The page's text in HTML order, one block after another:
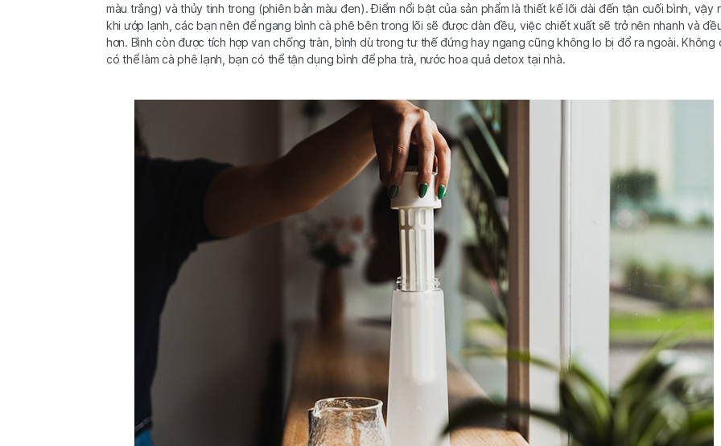
màu trắng) và thủy tinh trong (phiên bản màu đen). Điểm nổi bật của sản phẩm là thiết kế lõi dài đến tận cuối bình, vậy
khi ướp lạnh, các bạn nên để ngang bình cà phê bên trong lõi sẽ được dàn đều, việc chiết xuất sẽ trở nên nhanh và
hơn. Bình còn được tích hợp van chống tràn, bình dù trong tư thế đứng hay ngang cũng không lo bị đổ ra ngoài. Không
có thể làm cà phê lạnh, bạn có thể tận dụng bình để pha trà, nước hoa quả detox tại nhà.